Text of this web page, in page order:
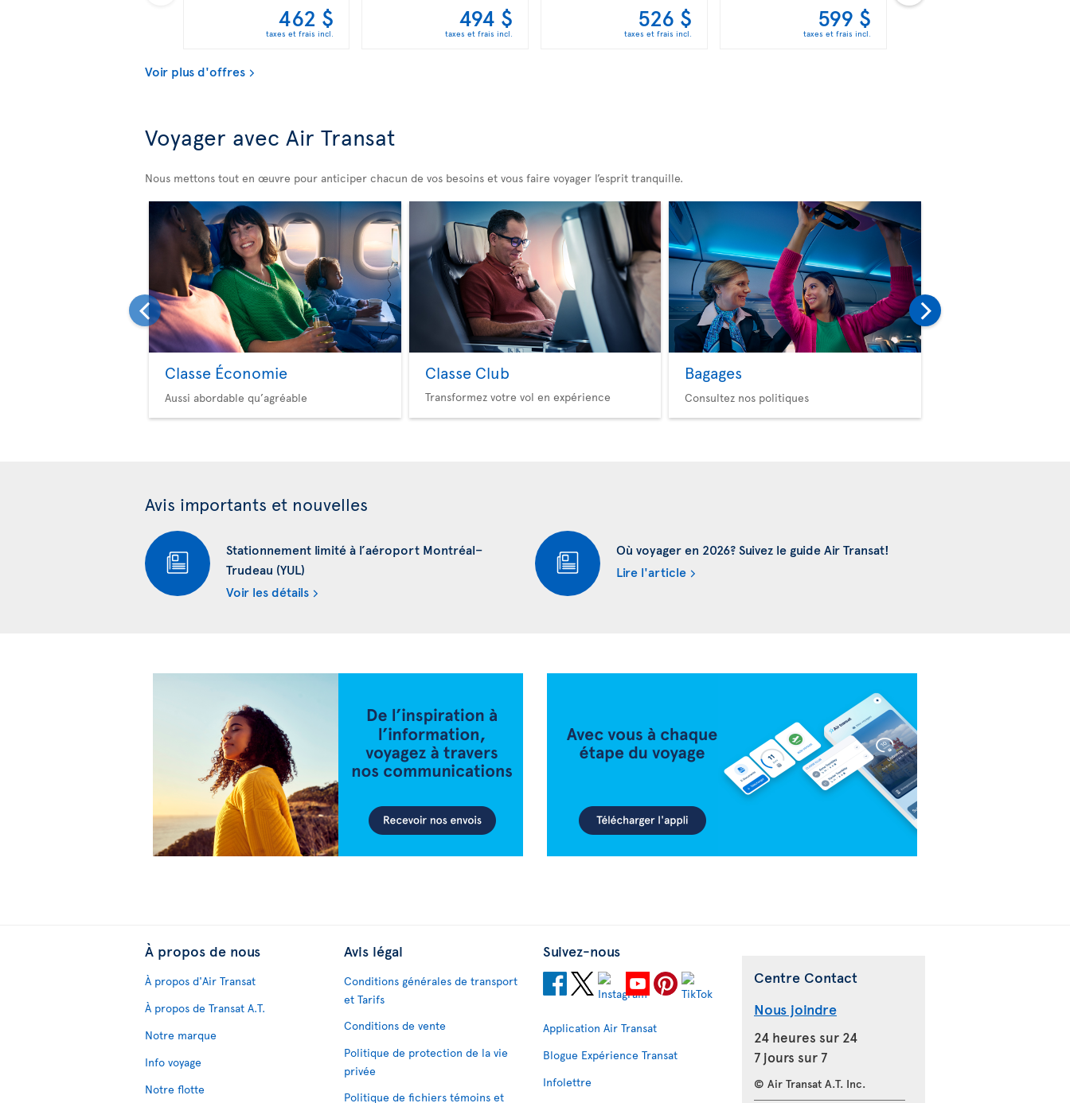
462 $
taxes et frais incl.
494 $
taxes et frais incl.
526 $
taxes et frais incl.
599 $
taxes et frais incl.
Voir plus d'offres
Voyager avec Air Transat
Nous mettons tout en œuvre pour anticiper chacun de vos besoins et vous faire voyager l’esprit tranquille.
Classe Économie
Aussi abordable qu’agréable
Classe Club
Transformez votre vol en expérience
Bagages
Consultez nos politiques
Avis importants et nouvelles
Stationnement limité à l’aéroport Montréal–
Trudeau (YUL)
Voir les détails
Où voyager en 2026? Suivez le guide Air Transat!
Lire l'article
À propos de nous
À propos d'Air Transat
À propos de Transat A.T.
Notre marque
Info voyage
Notre flotte
Avis légal
Conditions générales de transport
et Tarifs
Conditions de vente
Politique de protection de la vie
privée
Politique de fichiers témoins et
Suivez-nous
Application Air Transat
Blogue Expérience Transat
Infolettre
Centre Contact
Nous joindre
24 heures sur 24
7 jours sur 7
© Air Transat A.T. Inc.